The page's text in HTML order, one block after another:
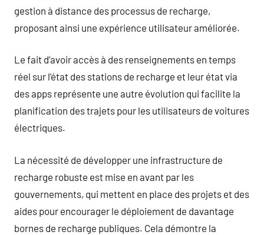
gestion à distance des processus de recharge,
proposant ainsi une expérience utilisateur améliorée.
Le fait d’avoir accès à des renseignements en temps
réel sur l’état des stations de recharge et leur état via
des apps représente une autre évolution qui facilite la
planification des trajets pour les utilisateurs de voitures
électriques.
La nécessité de développer une infrastructure de
recharge robuste est mise en avant par les
gouvernements, qui mettent en place des projets et des
aides pour encourager le déploiement de davantage
bornes de recharge publiques. Cela démontre la